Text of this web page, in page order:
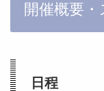
開催概要
日程